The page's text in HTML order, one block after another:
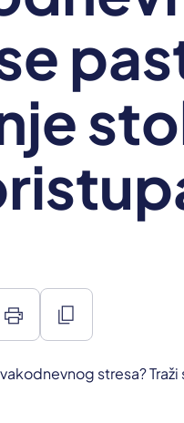
print content_copy